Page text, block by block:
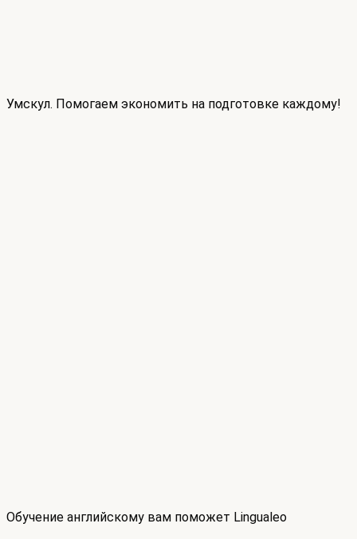
Умскул. Помогаем экономить на подготовке каждому!
Обучение английскому вам поможет Lingualeo